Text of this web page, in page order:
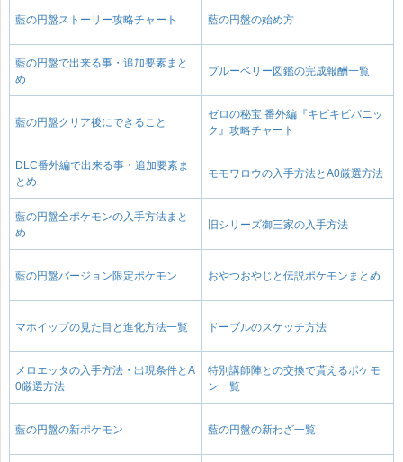
藍の円盤ストーリー攻略チャート 藍の円盤の始め方
藍の円盤で出来る事・追加要素まと
め
ブルーベリー図鑑の完成報酬一覧
藍の円盤クリア後にできること
ゼロの秘宝 番外編『キビキビパニッ
ク』攻略チャート
DLC番外編で出来る事・追加要素ま
とめ
モモワロウの入手方法とA0厳選方法
藍の円盤全ポケモンの入手方法まと
め
旧シリーズ御三家の入手方法
藍の円盤バージョン限定ポケモン おやつおやじと伝説ポケモンまとめ
マホイップの見た目と進化方法一覧 ドーブルのスケッチ方法
メロエッタの入手方法・出現条件とA
0厳選方法
特別講師陣との交換で貰えるポケモ
ン一覧
藍の円盤の新ポケモン 藍の円盤の新わざ一覧